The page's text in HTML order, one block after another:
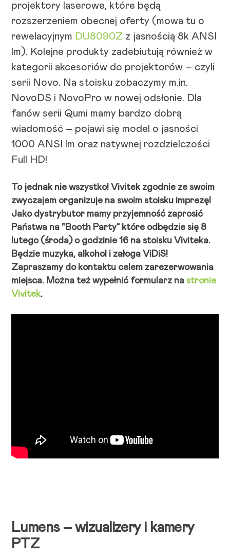
projektory laserowe, które będą
rozszerzeniem obecnej oferty (mowa tu o
rewelacyjnym DU8090Z z jasnością 8k ANSI
lm). Kolejne produkty zadebiutują również w
kategorii akcesoriów do projektorów – czyli
serii Novo. Na stoisku zobaczymy m.in.
NovoDS i NovoPro w nowej odsłonie. Dla
fanów serii Qumi mamy bardzo dobrą
wiadomość – pojawi się model o jasności
1000 ANSI lm oraz natywnej rozdzielczości
Full HD!
To jednak nie wszystko! Vivitek zgodnie ze swoim
zwyczajem organizuje na swoim stoisku imprezę!
Jako dystrybutor mamy przyjemność zaprosić
Państwa na “Booth Party” które odbędzie się 8
lutego (środa) o godzinie 16 na stoisku Viviteka.
Będzie muzyka, alkohol i załoga ViDiS!
Zapraszamy do kontaktu celem zarezerwowania
miejsca. Można też wypełnić formularz na stronie
Vivitek.
Lumens – wizualizery i kamery
PTZ